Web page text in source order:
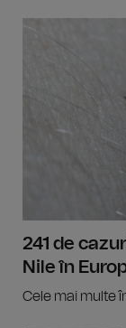
241 de
Nile în
Cele mai multe